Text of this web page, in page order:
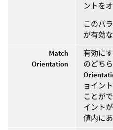
ントを
このパ
が有効
Match
Orientation
有効に
のどち
ョイン
ことが
イントが
値内に